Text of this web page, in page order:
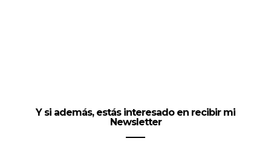
Y si además, estás interesado en recibir mi
Newsletter